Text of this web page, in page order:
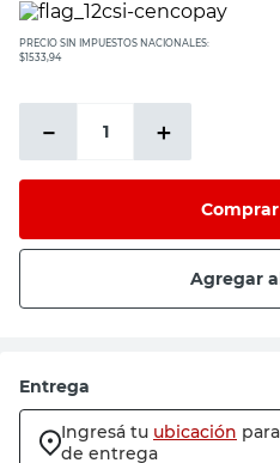
PRECIO SIN IMPUESTOS NACIONALES:
$1533,94
＋
－
Agregar
Entrega
Ingresá tu ubicación
de entrega